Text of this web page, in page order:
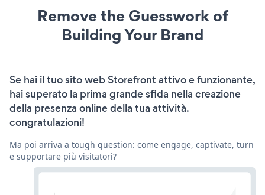
Remove the Guesswork of
Building Your Brand
Se hai il tuo sito web Storefront attivo e funzionante,
hai superato la prima grande sfida nella creazione
della presenza online della tua attività.
congratulazioni!
Ma poi arriva a tough question: come engage, captivate, turn
e supportare più visitatori?